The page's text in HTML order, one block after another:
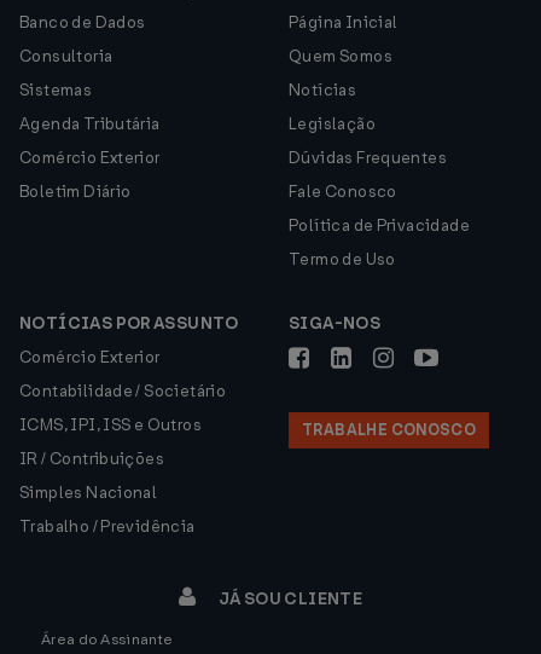
Banco de Dados
Consultoria
Sistemas
Agenda Tributária
Comércio Exterior
Boletim Diário
Página Inicial
Quem Somos
Notícias
Legislação
Dúvidas Frequentes
Fale Conosco
Política de Privacidade
Termo de Uso
NOTÍCIAS POR ASSUNTO
Comércio Exterior
Contabilidade / Societário
ICMS, IPI, ISS e Outros
IR / Contribuições
Simples Nacional
Trabalho / Previdência
SIGA-NOS
TRABALHE CONOSCO
JÁ SOU CLIENTE
Área do Assinante